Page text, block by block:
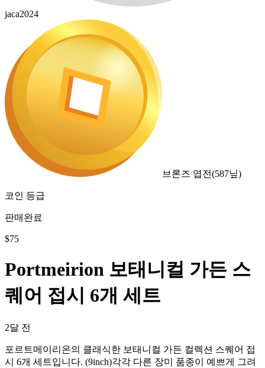
jaca2024
브론즈 엽전(587닢)
코인 등급
판매완료
$75
Portmeirion 보태니컬 가든 스
퀘어 접시 6개 세트
2달 전
포르트메이리온의 클래식한 보태니컬 가든 컬렉션 스퀘어 접
시 6개 세트입니다. (9inch)각각 다른 장미 품종이 예쁘게 그려